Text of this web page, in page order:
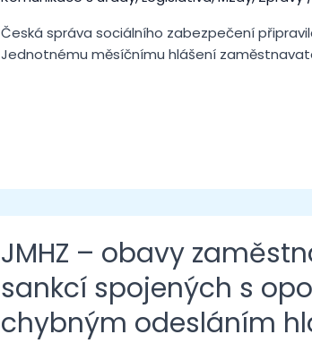
Česká správa sociálního zabezpečení
Jednotnému měsíčnímu hlášení
JMHZ – obavy
sankcí spojených s
chybným odesláním